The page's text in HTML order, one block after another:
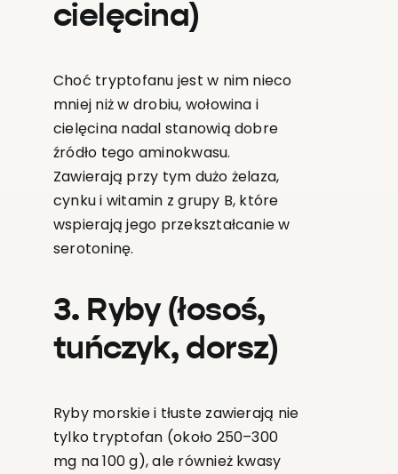
cielęcina)
Choć tryptofanu jest w nim nieco
mniej niż w drobiu, wołowina i
cielęcina nadal stanowią dobre
źródło tego aminokwasu.
Zawierają przy tym dużo żelaza,
cynku i witamin z grupy B, które
wspierają jego przekształcanie w
serotoninę.
3. Ryby (łosoś,
tuńczyk, dorsz)
Ryby morskie i tłuste zawierają nie
tylko tryptofan (około 250–300
mg na 100 g), ale również kwasy